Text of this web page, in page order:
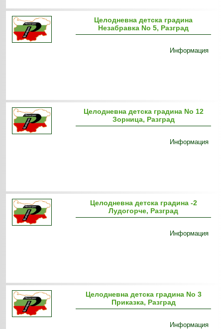
Целодневна детска градина
Незабравка No 5, Разград
Информация
Целодневна детска градина No 12
Зорница, Разград
Информация
Целодневна детска градина -2
Лудогорче, Разград
Информация
Целодневна детска градина No 3
Приказка, Разград
Информация